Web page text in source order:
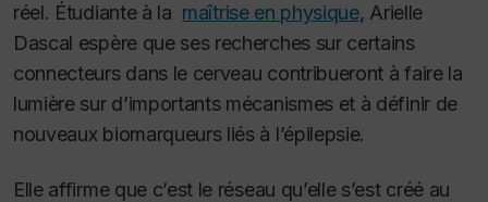
réel. Étudiante à la maîtrise en physique, Arielle
Dascal espère que ses recherches sur certains
connecteurs dans le cerveau contribueront à faire la
lumière sur d’importants mécanismes et à définir de
nouveaux biomarqueurs liés à l’épilepsie.
Elle affirme que c’est le réseau qu’elle s’est créé au